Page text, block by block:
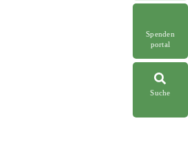
Spenden
portal
Suche